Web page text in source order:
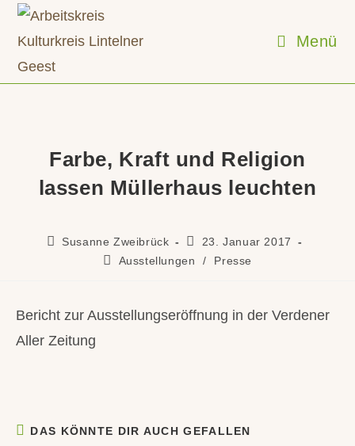
Zum
springen
Menü
Farbe, Kraft und Religion
lassen Müllerhaus leuchten
Beitrags-
Susanne Zweibrück
Beitrag
veröffentlicht:
23. Januar 2017
Beitrags-
Ausstellungen / Presse
Bericht zur Ausstellungseröffnung in der Verdener
Aller Zeitung
DAS KÖNNTE DIR AUCH GEFALLEN